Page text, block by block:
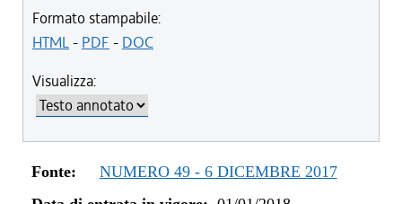
dal 01/01/2023 al 11/08/2023
dal 14/06/2022 al 31/12/2022
dal 20/05/2021 al 05/11/2021
dal 11/08/2020 al 19/05/2021
dal 01/01/2020 al 10/08/2020
dal 11/07/2019 al 31/12/2019
Formato stampabile:
HTML- PDF - DOC
Visualizza:
Fonte:
NUMERO 49 - 6 DICEMBRE 2017